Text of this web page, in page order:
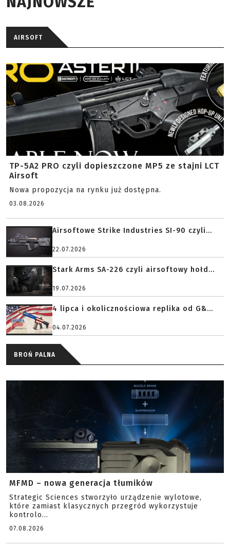
AIRSOFT
TP-5A2 PRO czyli dopieszczone MP5 ze stajni LCT
Airsoft
Nowa propozycja na rynku już dostępna.
03.08.2026
Airsoftowe Strike Industries SI-90 czyli...
22.07.2026
Stark Arms SA-226 czyli airsoftowy hołd...
19.07.2026
4 lipca i okolicznościowa replika od G&...
04.07.2026
BROŃ PALNA
MFMD – nowa generacja tłumików
Strategic Sciences stworzyło urządzenie wylotowe,
które zamiast klasycznych przegród wykorzystuje
kontrolo...
07.08.2026